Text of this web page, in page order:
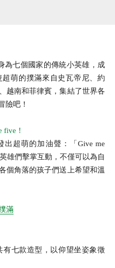
為七個國家的傳統小英雄，成
萌的撲滿來自史瓦帝尼、約
越南和菲律賓，集結了世界各
險吧！
five！
超萌的加油聲：「Give me
雄們擊掌互動，不僅可以為自
個角落的孩子們送上希望和溫
滿
有七款造型，以仰望坐姿象徵